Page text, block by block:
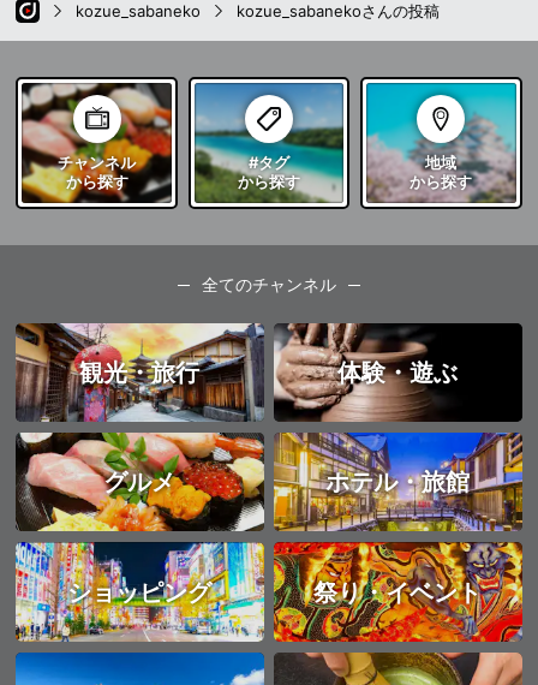
kozue_sabaneko kozue_sabanekoさんの投稿
チャンネル
から探す
#タグ
から探す
地域
から探す
全てのチャンネル
観光・旅行 体験・遊ぶ
グルメ ホテル・旅館
ショッピング 祭り・イベント